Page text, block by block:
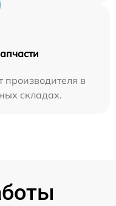
производителя в
складах.